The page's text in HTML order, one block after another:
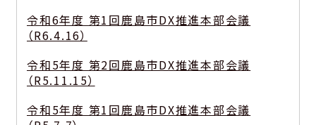
令和6年度 第1回鹿島市DX推進本部会議
（R6.4.16）
令和5年度 第2回鹿島市DX推進本部会議
（R5.11.15）
令和5年度 第1回鹿島市DX推進本部会議